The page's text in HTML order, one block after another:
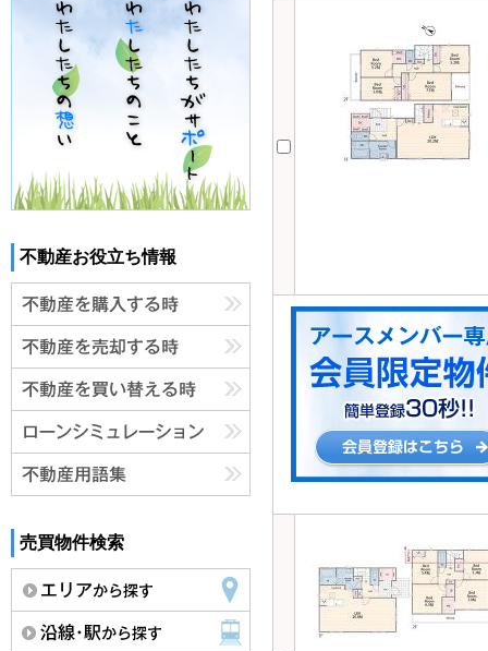
不動産お役立ち情報
売買物件検索